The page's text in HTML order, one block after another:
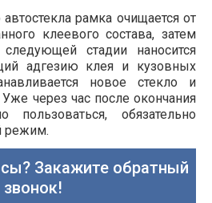
рамка очищается от
клеевого состава, затем
стадии наносится
адгезию клея и кузовных
новое стекло и
через час после окончания
обязательно
режим.
Закажите обратный
звонок!